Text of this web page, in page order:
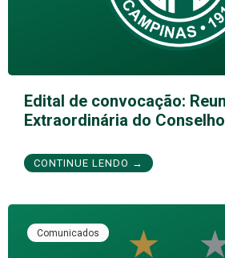
Edital de convocação:
Extraordinária do
CONTINUE LENDO →
Comunicados